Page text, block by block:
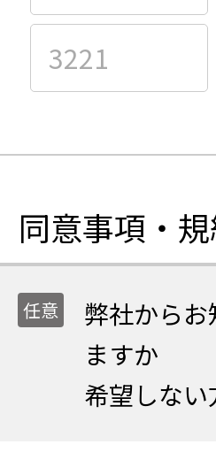
同意事項・
弊社から
ますか
希望しな